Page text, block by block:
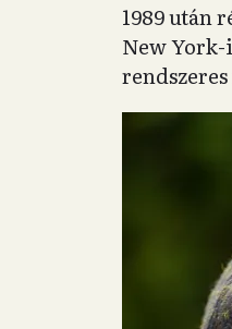
1989 után
New York-